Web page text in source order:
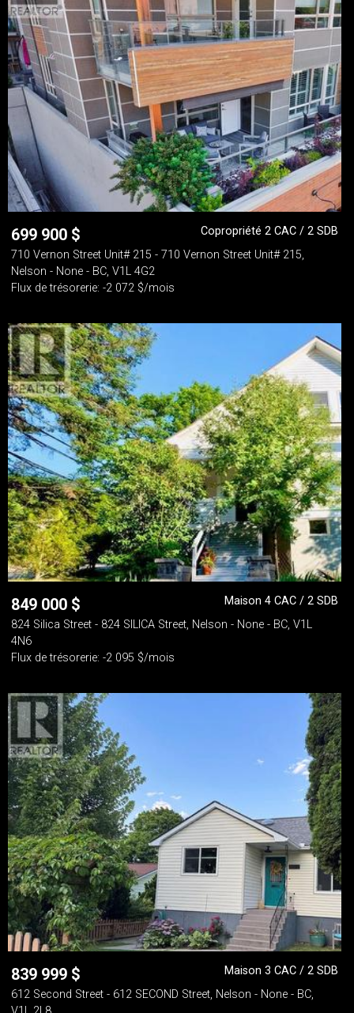
699 900 $
Copropriété 2 CAC / 2 SDB
710 Vernon Street Unit# 215 - 710 Vernon Street Unit# 215,
Nelson - None - BC, V1L 4G2
Flux de trésorerie: -2 072 $/mois
849 000 $
Maison 4 CAC / 2 SDB
824 Silica Street - 824 SILICA Street, Nelson - None - BC, V1L
4N6
Flux de trésorerie: -2 095 $/mois
839 999 $
Maison 3 CAC / 2 SDB
612 Second Street - 612 SECOND Street, Nelson - None - BC,